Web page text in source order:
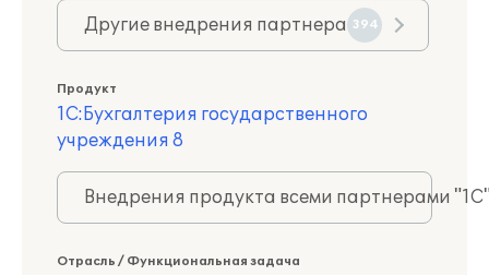
Другие внедрения партнера 394
Продукт
1С:Бухгалтерия государственного
учреждения 8
Внедрения продукта всеми партнерами
Отрасль / Функциональная задача